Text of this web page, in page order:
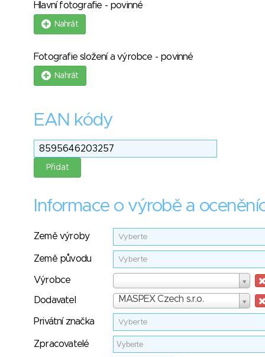
Hlavní fotografie - povinné
Nahrát
Fotografie složení a výrobce - povinné
Nahrát
EAN kódy
Informace o výrobě a
Země výroby Vyberte
Země původu Vyberte
Výrobce
Dodavatel MASPEX Czech s.r.o.
Dodavatel
Privátní značka Vyberte
Zpracovatelé